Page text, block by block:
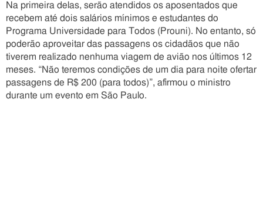
Na primeira delas, serão atendidos os aposentados que
recebem até dois salários mínimos e estudantes do
Programa Universidade para Todos (Prouni). No entanto, só
poderão aproveitar das passagens os cidadãos que não
tiverem realizado nenhuma viagem de avião nos últimos 12
meses. “Não teremos condições de um dia para noite ofertar
passagens de R$ 200 (para todos)”, afirmou o ministro
durante um evento em São Paulo.